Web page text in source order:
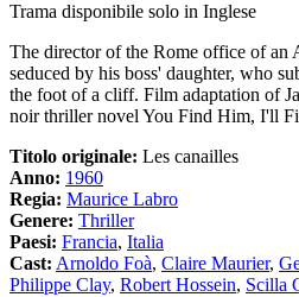
Trama disponibile solo in Inglese
The director of the Rome office of an
seduced by his boss' daughter, who
the foot of a cliff. Film adaptation of
noir thriller novel You Find Him, I'll
Titolo originale: Les canailles
Anno: 1960
Regia: Maurice Labro
Genere: Thriller
Paesi: Francia, Italia
Cast: Arnoldo Foà, Claire Maurier,
Philippe Clay, Robert Hossein, Scilla